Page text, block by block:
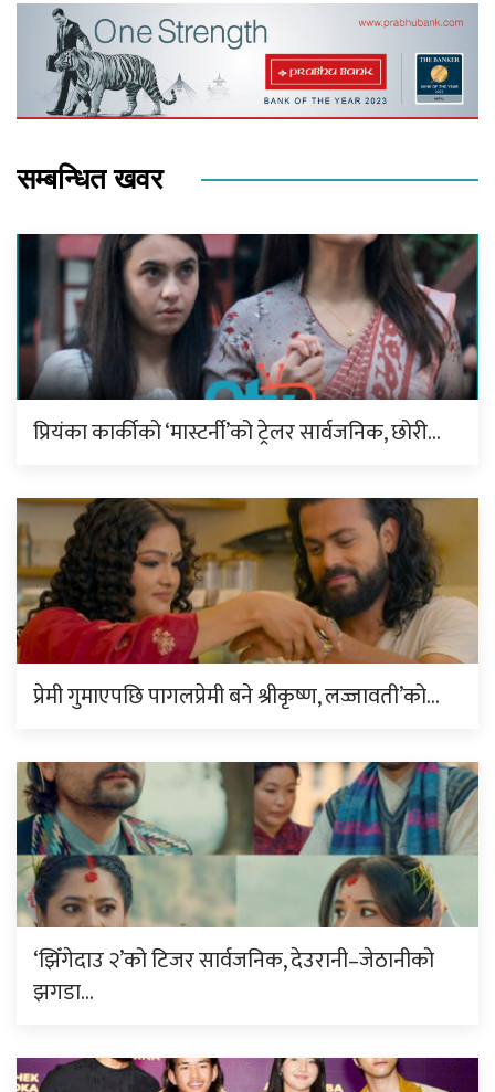
सम्बन्धित खवर
प्रियंका कार्कीको ‘मास्टर्नी’को ट्रेलर सार्वजनिक, छोरी…
प्रेमी गुमाएपछि पागलप्रेमी बने श्रीकृष्ण, लज्जावती’को…
‘झिँगेदाउ २’को टिजर सार्वजनिक, देउरानी–जेठानीको
झगडा…